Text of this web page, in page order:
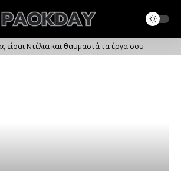
είσαι Ντέλια και θαυμαστά τα έργα σου